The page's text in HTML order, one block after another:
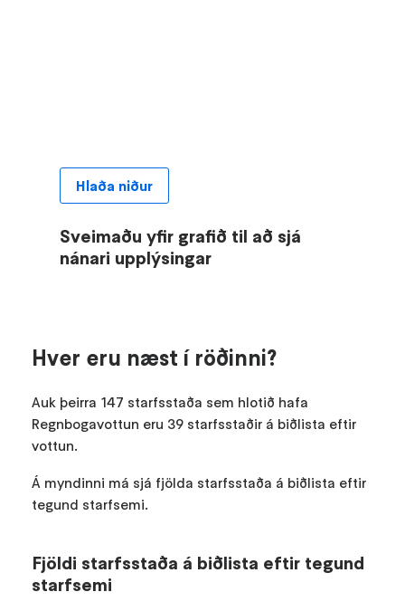
Sveimaðu yfir grafið til að sjá
nánari upplýsingar
Hlaða niður
Hver eru næst í röðinni?
Auk þeirra 147 starfsstaða sem hlotið hafa
Regnbogavottun eru 39 starfsstaðir á biðlista eftir
vottun.
Á myndinni má sjá fjölda starfsstaða á biðlista eftir
tegund starfsemi.
Fjöldi starfsstaða á biðlista eftir tegund
starfsemi